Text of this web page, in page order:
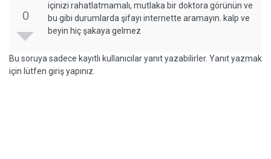
0
içinizi rahatlatmamalı, mutlaka bir doktora görünün ve
bu gibi durumlarda şifayı internette aramayın. kalp ve
beyin hiç şakaya gelmez
Bu soruya sadece kayıtlı kullanıcılar yanıt yazabilirler. Yanıt yazmak
için lütfen giriş yapınız.